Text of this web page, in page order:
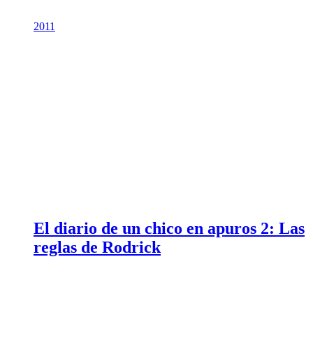
2011
El diario de un chico en apuros 2: Las
reglas de Rodrick